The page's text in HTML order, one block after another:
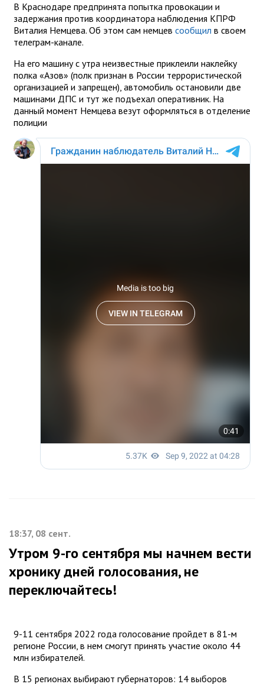
В Краснодаре предпринята попытка провокации и
задержания против координатора наблюдения КПРФ
Виталия Немцева. Об этом сам немцев сообщил в своем
телеграм-канале.
На его машину с утра неизвестные приклеили наклейку
полка «Азов» (полк признан в России террористической
организацией и запрещен), автомобиль остановили две
машинами ДПС и тут же подъехал оперативник. На
данный момент Немцева везут оформляться в отделение
полиции
18:37, 08 сент.
Утром 9-го сентября мы начнем вести
хронику дней голосования, не
переключайтесь!
9-11 сентября 2022 года голосование пройдет в 81-м
регионе России, в нем смогут принять участие около 44
млн избирателей.
В 15 регионах выбирают губернаторов: 14 выборов